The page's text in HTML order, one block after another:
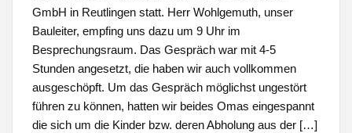
GmbH in Reutlingen statt. Herr Wohlgemuth, unser
Bauleiter, empfing uns dazu um 9 Uhr im
Besprechungsraum. Das Gespräch war mit 4-5
Stunden angesetzt, die haben wir auch vollkommen
ausgeschöpft. Um das Gespräch möglichst ungestört
führen zu können, hatten wir beides Omas eingespannt
die sich um die Kinder bzw. deren Abholung aus der […]